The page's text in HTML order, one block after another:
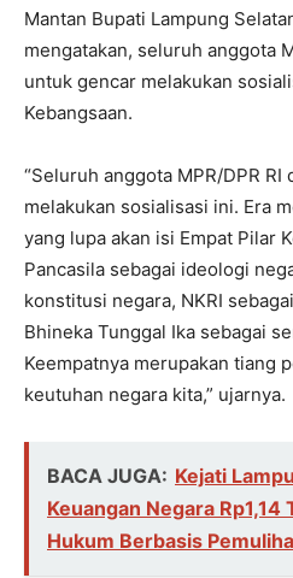
Mantan Bupati Lampung
mengatakan, seluruh anggota
untuk gencar melakukan
Kebangsaan.
“Seluruh anggota MPR/DPR
melakukan sosialisasi ini. Era
yang lupa akan isi Empat Pilar
Pancasila sebagai ideologi
konstitusi negara, NKRI
Bhineka Tunggal Ika sebagai
Keempatnya merupakan tiang
keutuhan negara kita,” ujarnya.
BACA JUGA: Kejati
Keuangan Negara Rp1,14
Hukum Berbasis